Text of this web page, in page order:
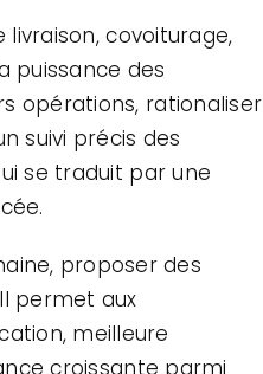
covoiturage,
puissance des
opérations, rationaliser
suivi précis des
se traduit par une
proposer des
permet aux
meilleure
croissante parmi